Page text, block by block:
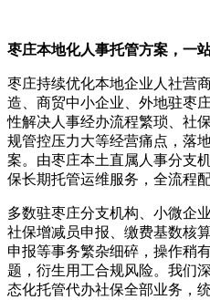
枣庄本地化人事托管方案，一
枣庄持续优化本地企业人社营
造、商贸中小企业、外地驻枣
性解决人事经办流程繁琐、社
规管控压力大等经营痛点，落
案。由枣庄本土直属人事分支
保长期托管运维服务，全流程
多数驻枣庄分支机构、小微企
社保增减员申报、缴费基数核
申报等事务繁杂细碎，操作稍
题，衍生用工合规风险。我们
态化托管代办社保全部业务，